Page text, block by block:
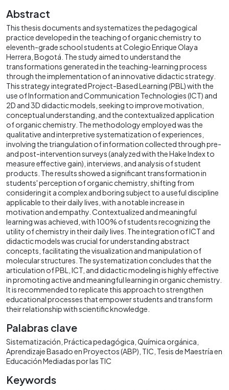
Abstract
This thesis documents and systematizes the pedagogical
practice developed in the teaching of organic chemistry to
eleventh-grade school students at Colegio Enrique Olaya
Herrera, Bogotá. The study aimed to understand the
transformations generated in the teaching-learning process
through the implementation of an innovative didactic strategy.
This strategy integrated Project-Based Learning (PBL) with the
use of Information and Communication Technologies (ICT) and
2D and 3D didactic models, seeking to improve motivation,
conceptual understanding, and the contextualized application
of organic chemistry. The methodology employed was the
qualitative and interpretive systematization of experiences,
involving the triangulation of information collected through pre-
and post-intervention surveys (analyzed with the Hake Index to
measure effective gain), interviews, and analysis of student
products. The results showed a significant transformation in
students' perception of organic chemistry, shifting from
considering it a complex and boring subject to a useful discipline
applicable to their daily lives, with a notable increase in
motivation and empathy. Contextualized and meaningful
learning was achieved, with 100% of students recognizing the
utility of chemistry in their daily lives. The integration of ICT and
didactic models was crucial for understanding abstract
concepts, facilitating the visualization and manipulation of
molecular structures. The systematization concludes that the
articulation of PBL, ICT, and didactic modeling is highly effective
in promoting active and meaningful learning in organic chemistry.
It is recommended to replicate this approach to strengthen
educational processes that empower students and transform
their relationship with scientific knowledge.
Palabras clave
Sistematización Práctica pedagógica Química orgánica
Aprendizaje Basado en Proyectos (ABP) TIC Tesis de Maestría en
Educación Mediadas por las TIC
Keywords